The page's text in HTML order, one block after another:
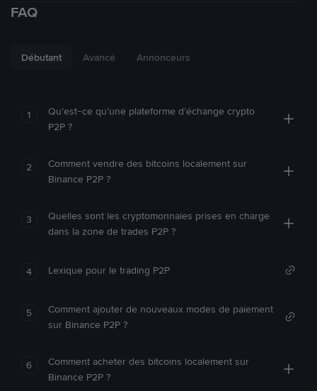
FAQ
Débutant Avancé Annonceurs
1
Qu’est-ce qu’une plateforme d’échange crypto
P2P ?
2
Comment vendre des bitcoins localement sur
Binance P2P ?
3
Quelles sont les cryptomonnaies prises en charge
dans la zone de trades P2P ?
4 Lexique pour le trading P2P
5
Comment ajouter de nouveaux modes de paiement
sur Binance P2P ?
6
Comment acheter des bitcoins localement sur
Binance P2P ?